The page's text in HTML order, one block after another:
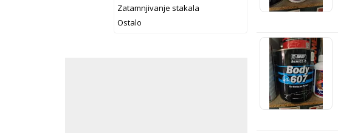
Zatamnjivanje stakala
Ostalo